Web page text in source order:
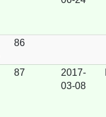
86
87
2017-
03-08